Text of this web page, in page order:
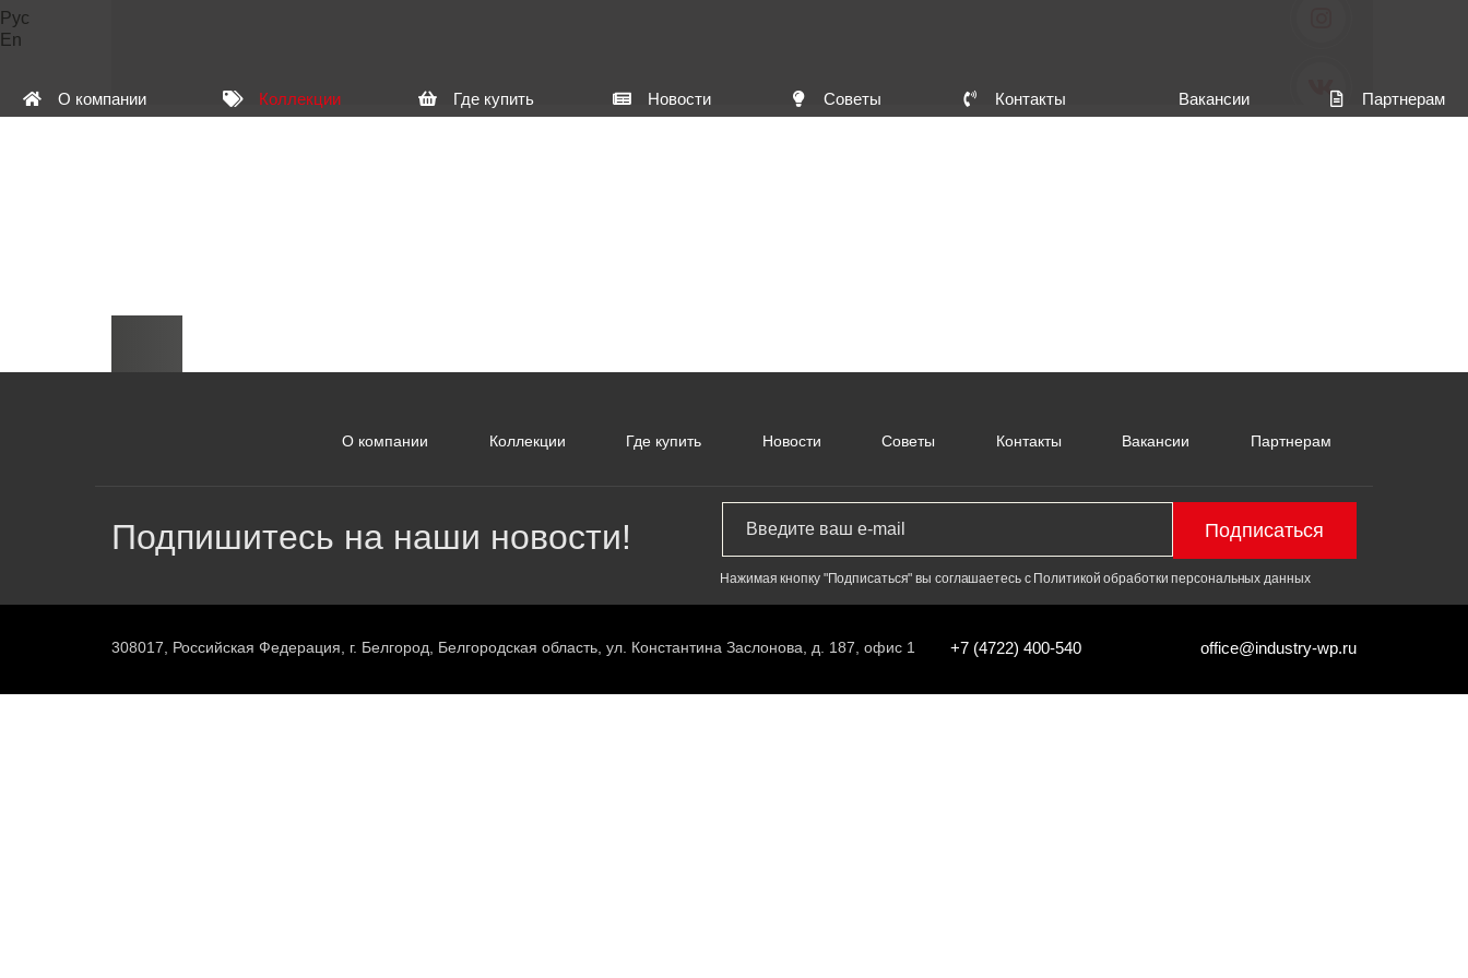
Рус
En
О компании Коллекции Где купить Новости Советы Контакты Вакансии Партнерам
О компании Коллекции Где купить Новости Советы Контакты Вакансии Партнерам
Подпишитесь на наши новости! Подписаться
Нажимая кнопку "Подписаться" вы соглашаетесь с Политикой обработки персональных данных
308017, Российская Федерация, г. Белгород, Белгородская область, ул. Константина Заслонова, д. 187, офис 1 +7 (4722) 400-540 office@industry-wp.ru